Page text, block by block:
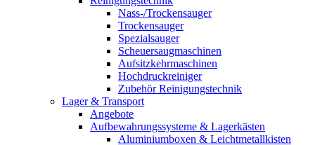
Nass-/Trockensauger
Trockensauger
Spezialsauger
Scheuersaugmaschinen
Aufsitzkehrmaschinen
Hochdruckreiniger
Zubehör Reinigungstechnik
Lager & Transport
Angebote
Aufbewahrungssysteme & Lagerkästen
Aluminiumboxen & Leichtmetallkisten